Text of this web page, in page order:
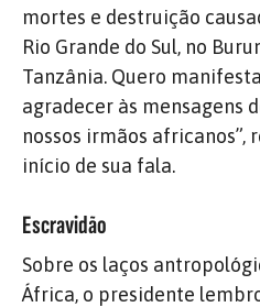
mortes e destruição
Rio Grande do Sul, no
Tanzânia. Quero
agradecer às mensagens
nossos irmãos africanos”,
início de sua fala.
Escravidão
Sobre os laços
África, o presidente